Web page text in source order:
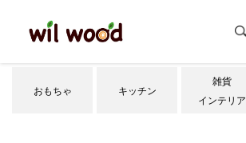
おもちゃ キッチン
雑貨
インテリア